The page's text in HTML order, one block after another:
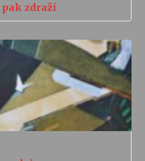
pak zdraží